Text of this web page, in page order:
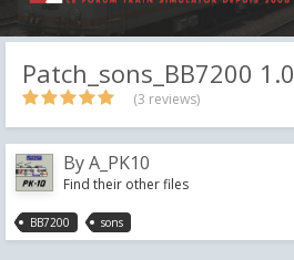
Patch_sons_BB7200 1.0
(3 reviews)
ByA_PK10
Find their other files
BB7200 sons